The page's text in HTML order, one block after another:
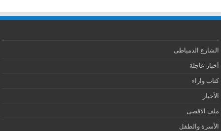
الشارع الدمياطى
أخبار عاجلة
كتاب واراء
الأخبار
ملف الاقصى
الأسرة والطفل